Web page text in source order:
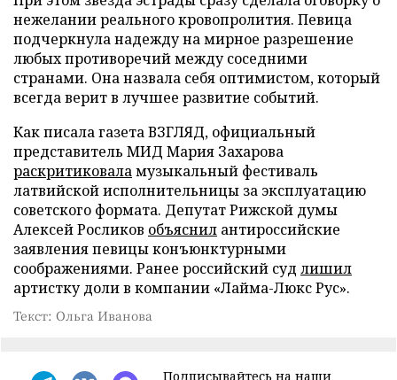
нежелании реального кровопролития. Певица
подчеркнула надежду на мирное разрешение
любых противоречий между соседними
странами. Она назвала себя оптимистом, который
всегда верит в лучшее развитие событий.
Как писала газета ВЗГЛЯД, официальный
представитель МИД Мария Захарова
раскритиковаламузыкальный фестиваль
латвийской исполнительницы за эксплуатацию
советского формата. Депутат Рижской думы
Алексей Росликов объяснил антироссийские
заявления певицы конъюнктурными
соображениями. Ранее российский суд лишил
артистку доли в компании «Лайма-Люкс Рус».
Текст: Ольга Иванова
Подписывайтесь на наши